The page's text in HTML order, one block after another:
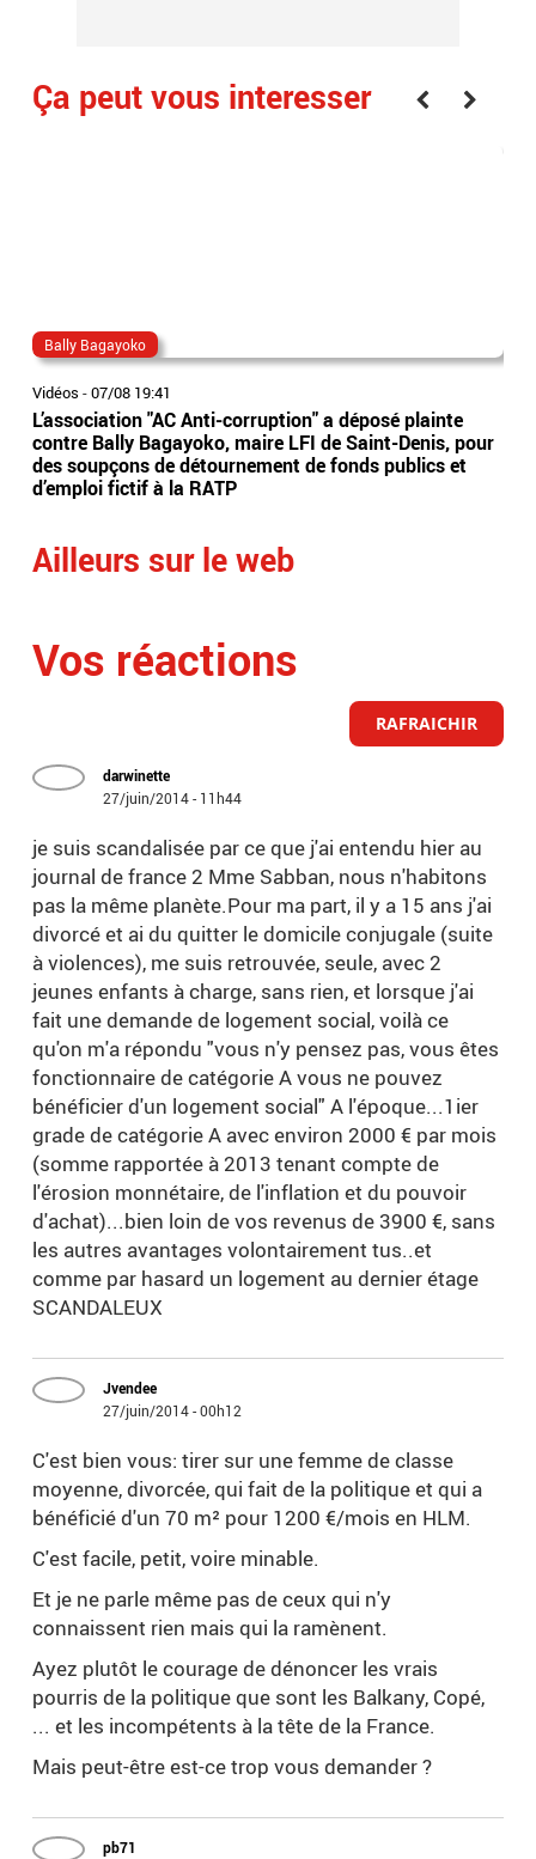
Ça peut vous interesser
Bally Bagayoko
Vidéos -07/08 19:41
L’association "AC Anti-corruption" a déposé plainte
contre Bally Bagayoko, maire LFI de Saint-Denis, pour
des soupçons de détournement de fonds publics et
d’emploi fictif à la RATP
Ailleurs sur le web
Vos réactions
RAFRAICHIR
darwinette
27/juin/2014 - 11h44
je suis scandalisée par ce que j'ai entendu hier au
journal de france 2 Mme Sabban, nous n'habitons
pas la même planète.Pour ma part, il y a 15 ans j'ai
divorcé et ai du quitter le domicile conjugale (suite
à violences), me suis retrouvée, seule, avec 2
jeunes enfants à charge, sans rien, et lorsque j'ai
fait une demande de logement social, voilà ce
qu'on m'a répondu "vous n'y pensez pas, vous êtes
fonctionnaire de catégorie A vous ne pouvez
bénéficier d'un logement social" A l'époque...1ier
grade de catégorie A avec environ 2000 € par mois
(somme rapportée à 2013 tenant compte de
l'érosion monnétaire, de l'inflation et du pouvoir
d'achat)...bien loin de vos revenus de 3900 €, sans
les autres avantages volontairement tus..et
comme par hasard un logement au dernier étage
SCANDALEUX
Jvendee
27/juin/2014 - 00h12
C'est bien vous: tirer sur une femme de classe
moyenne, divorcée, qui fait de la politique et qui a
bénéficié d'un 70 m² pour 1200 €/mois en HLM.
C'est facile, petit, voire minable.
Et je ne parle même pas de ceux qui n'y
connaissent rien mais qui la ramènent.
Ayez plutôt le courage de dénoncer les vrais
pourris de la politique que sont les Balkany, Copé,
... et les incompétents à la tête de la France.
Mais peut-être est-ce trop vous demander ?
pb71